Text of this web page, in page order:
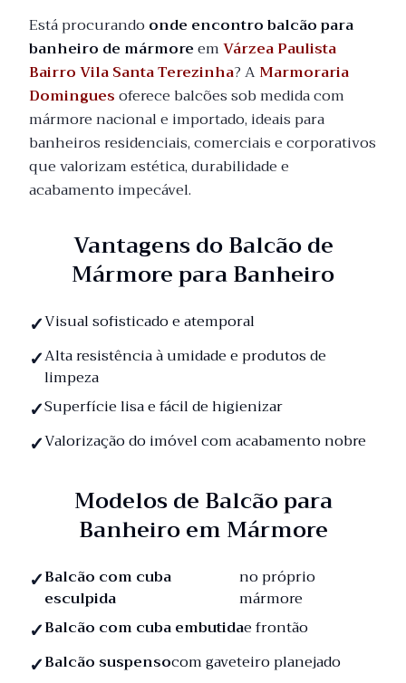
Está procurando onde encontro balcão para
banheiro de mármoreemVárzea Paulista
Bairro Vila Santa Terezinha? AMarmoraria
Dominguesoferece balcões sob medida com
mármore nacional e importado, ideais para
banheiros residenciais, comerciais e corporativos
que valorizam estética, durabilidade e
acabamento impecável.
Vantagens do Balcão de
Mármore para Banheiro
Visual sofisticado e atemporal
Alta resistência à umidade e produtos de
limpeza
Superfície lisa e fácil de higienizar
Valorização do imóvel com acabamento nobre
Modelos de Balcão para
Banheiro em Mármore
Balcão com cuba
esculpida
no próprio
mármore
Balcão com cuba embutidae frontão
Balcão suspensocom gaveteiro planejado